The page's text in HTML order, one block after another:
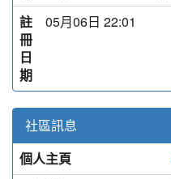
註
冊
日
期
05月06日 22:01
社區訊息
個人主頁